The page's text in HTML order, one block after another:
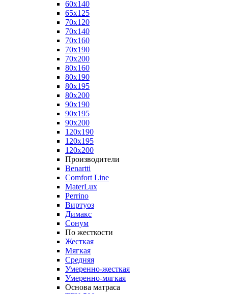
60x140
65x125
70x120
70x140
70x160
70x190
70x200
80x160
80x190
80x195
80x200
90x190
90x195
90x200
120x190
120x195
120x200
Производители
Benartti
Comfort Line
MaterLux
Perrino
Виртуоз
Димакс
Сонум
По жесткости
Жесткая
Мягкая
Средняя
Умеренно-жесткая
Умеренно-мягкая
Основа матраса